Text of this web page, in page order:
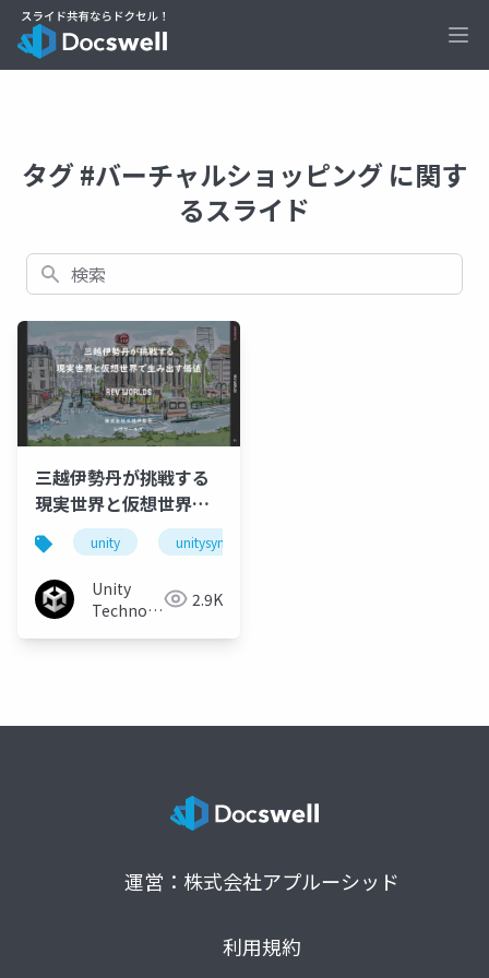
タグ #バーチャルショッピング に関す
るスライド
検索
三越伊勢丹が挑戦する
現実世界と仮想世界で
生み出す価値
unity unitysync
Unity
Technologies 2.9K
運営：株式会社アプルーシッド
利用規約